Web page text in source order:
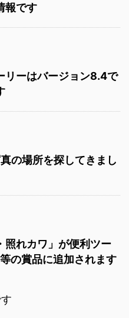
報です
リーはバージョン8.4で
の場所を探してきまし
照れカワ」が便利ツー
の賞品に追加されます